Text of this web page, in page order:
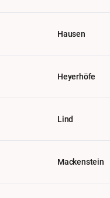
Hausen
Heyerhöfe
Lind
Mackenstein